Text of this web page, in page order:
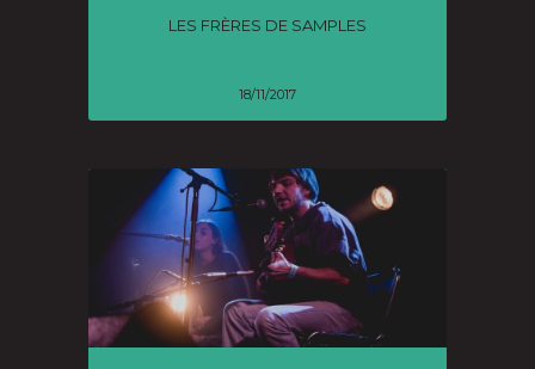
LES FRÈRES DE SAMPLES
18/11/2017